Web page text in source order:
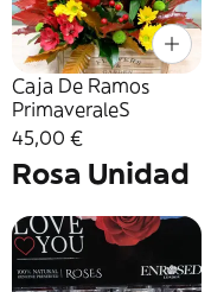
Caja De Ramos
PrimaveraleS
45,00 €
Rosa Unidad